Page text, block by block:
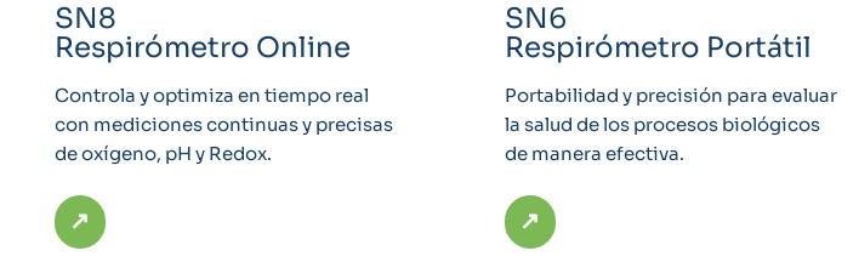
SN8
Respirómetro Online
Controla y optimiza en tiempo real
con mediciones continuas y precisas
de oxígeno, pH y Redox.
↗
SN6
Respirómetro Portátil
Portabilidad y precisión para evaluar
la salud de los procesos biológicos
de manera efectiva.
↗